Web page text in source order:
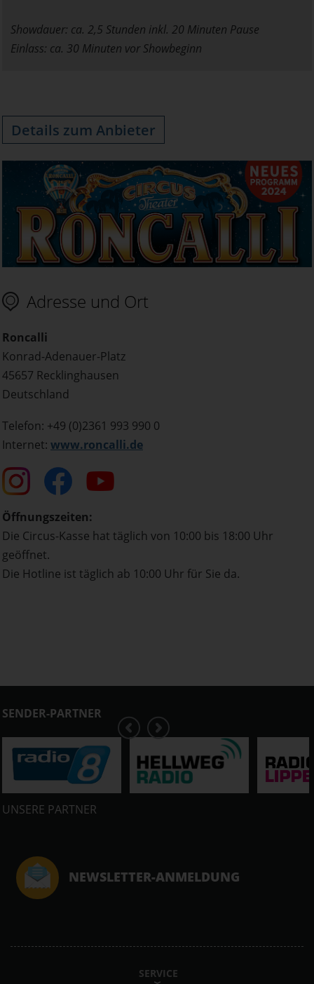
Showdauer: ca. 2,5 Stunden inkl. 20 Minuten Pause
Einlass: ca. 30 Minuten vor Showbeginn
Details zum Anbieter
Adresse und Ort
Roncalli
Konrad-Adenauer-Platz
45657 Recklinghausen
Deutschland
Telefon: +49 (0)2361 993 990 0
Internet: www.roncalli.de
Öffnungszeiten:
Die Circus-Kasse hat täglich von 10:00 bis 18:00 Uhr
geöffnet.
Die Hotline ist täglich ab 10:00 Uhr für Sie da.
SENDER-PARTNER
UNSERE PARTNER
NEWSLETTER-ANMELDUNG
SERVICE